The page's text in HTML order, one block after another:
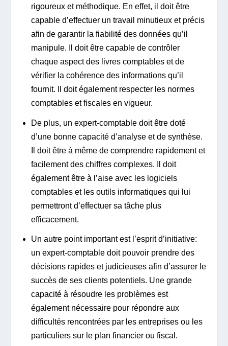
rigoureux et méthodique. En effet, il doit être
capable d’effectuer un travail minutieux et précis
afin de garantir la fiabilité des données qu’il
manipule. Il doit être capable de contrôler
chaque aspect des livres comptables et de
vérifier la cohérence des informations qu’il
fournit. Il doit également respecter les normes
comptables et fiscales en vigueur.
De plus, un expert-comptable doit être doté
d’une bonne capacité d’analyse et de synthèse.
Il doit être à même de comprendre rapidement et
facilement des chiffres complexes. Il doit
également être à l’aise avec les logiciels
comptables et les outils informatiques qui lui
permettront d’effectuer sa tâche plus
efficacement.
Un autre point important est l’esprit d’initiative:
un expert-comptable doit pouvoir prendre des
décisions rapides et judicieuses afin d’assurer le
succès de ses clients potentiels. Une grande
capacité à résoudre les problèmes est
également nécessaire pour répondre aux
difficultés rencontrées par les entreprises ou les
particuliers sur le plan financier ou fiscal.